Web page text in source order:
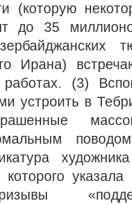
(которую
до 35
Ирана)
работах. (3)
устроить в
которого